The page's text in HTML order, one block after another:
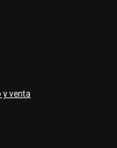
y venta